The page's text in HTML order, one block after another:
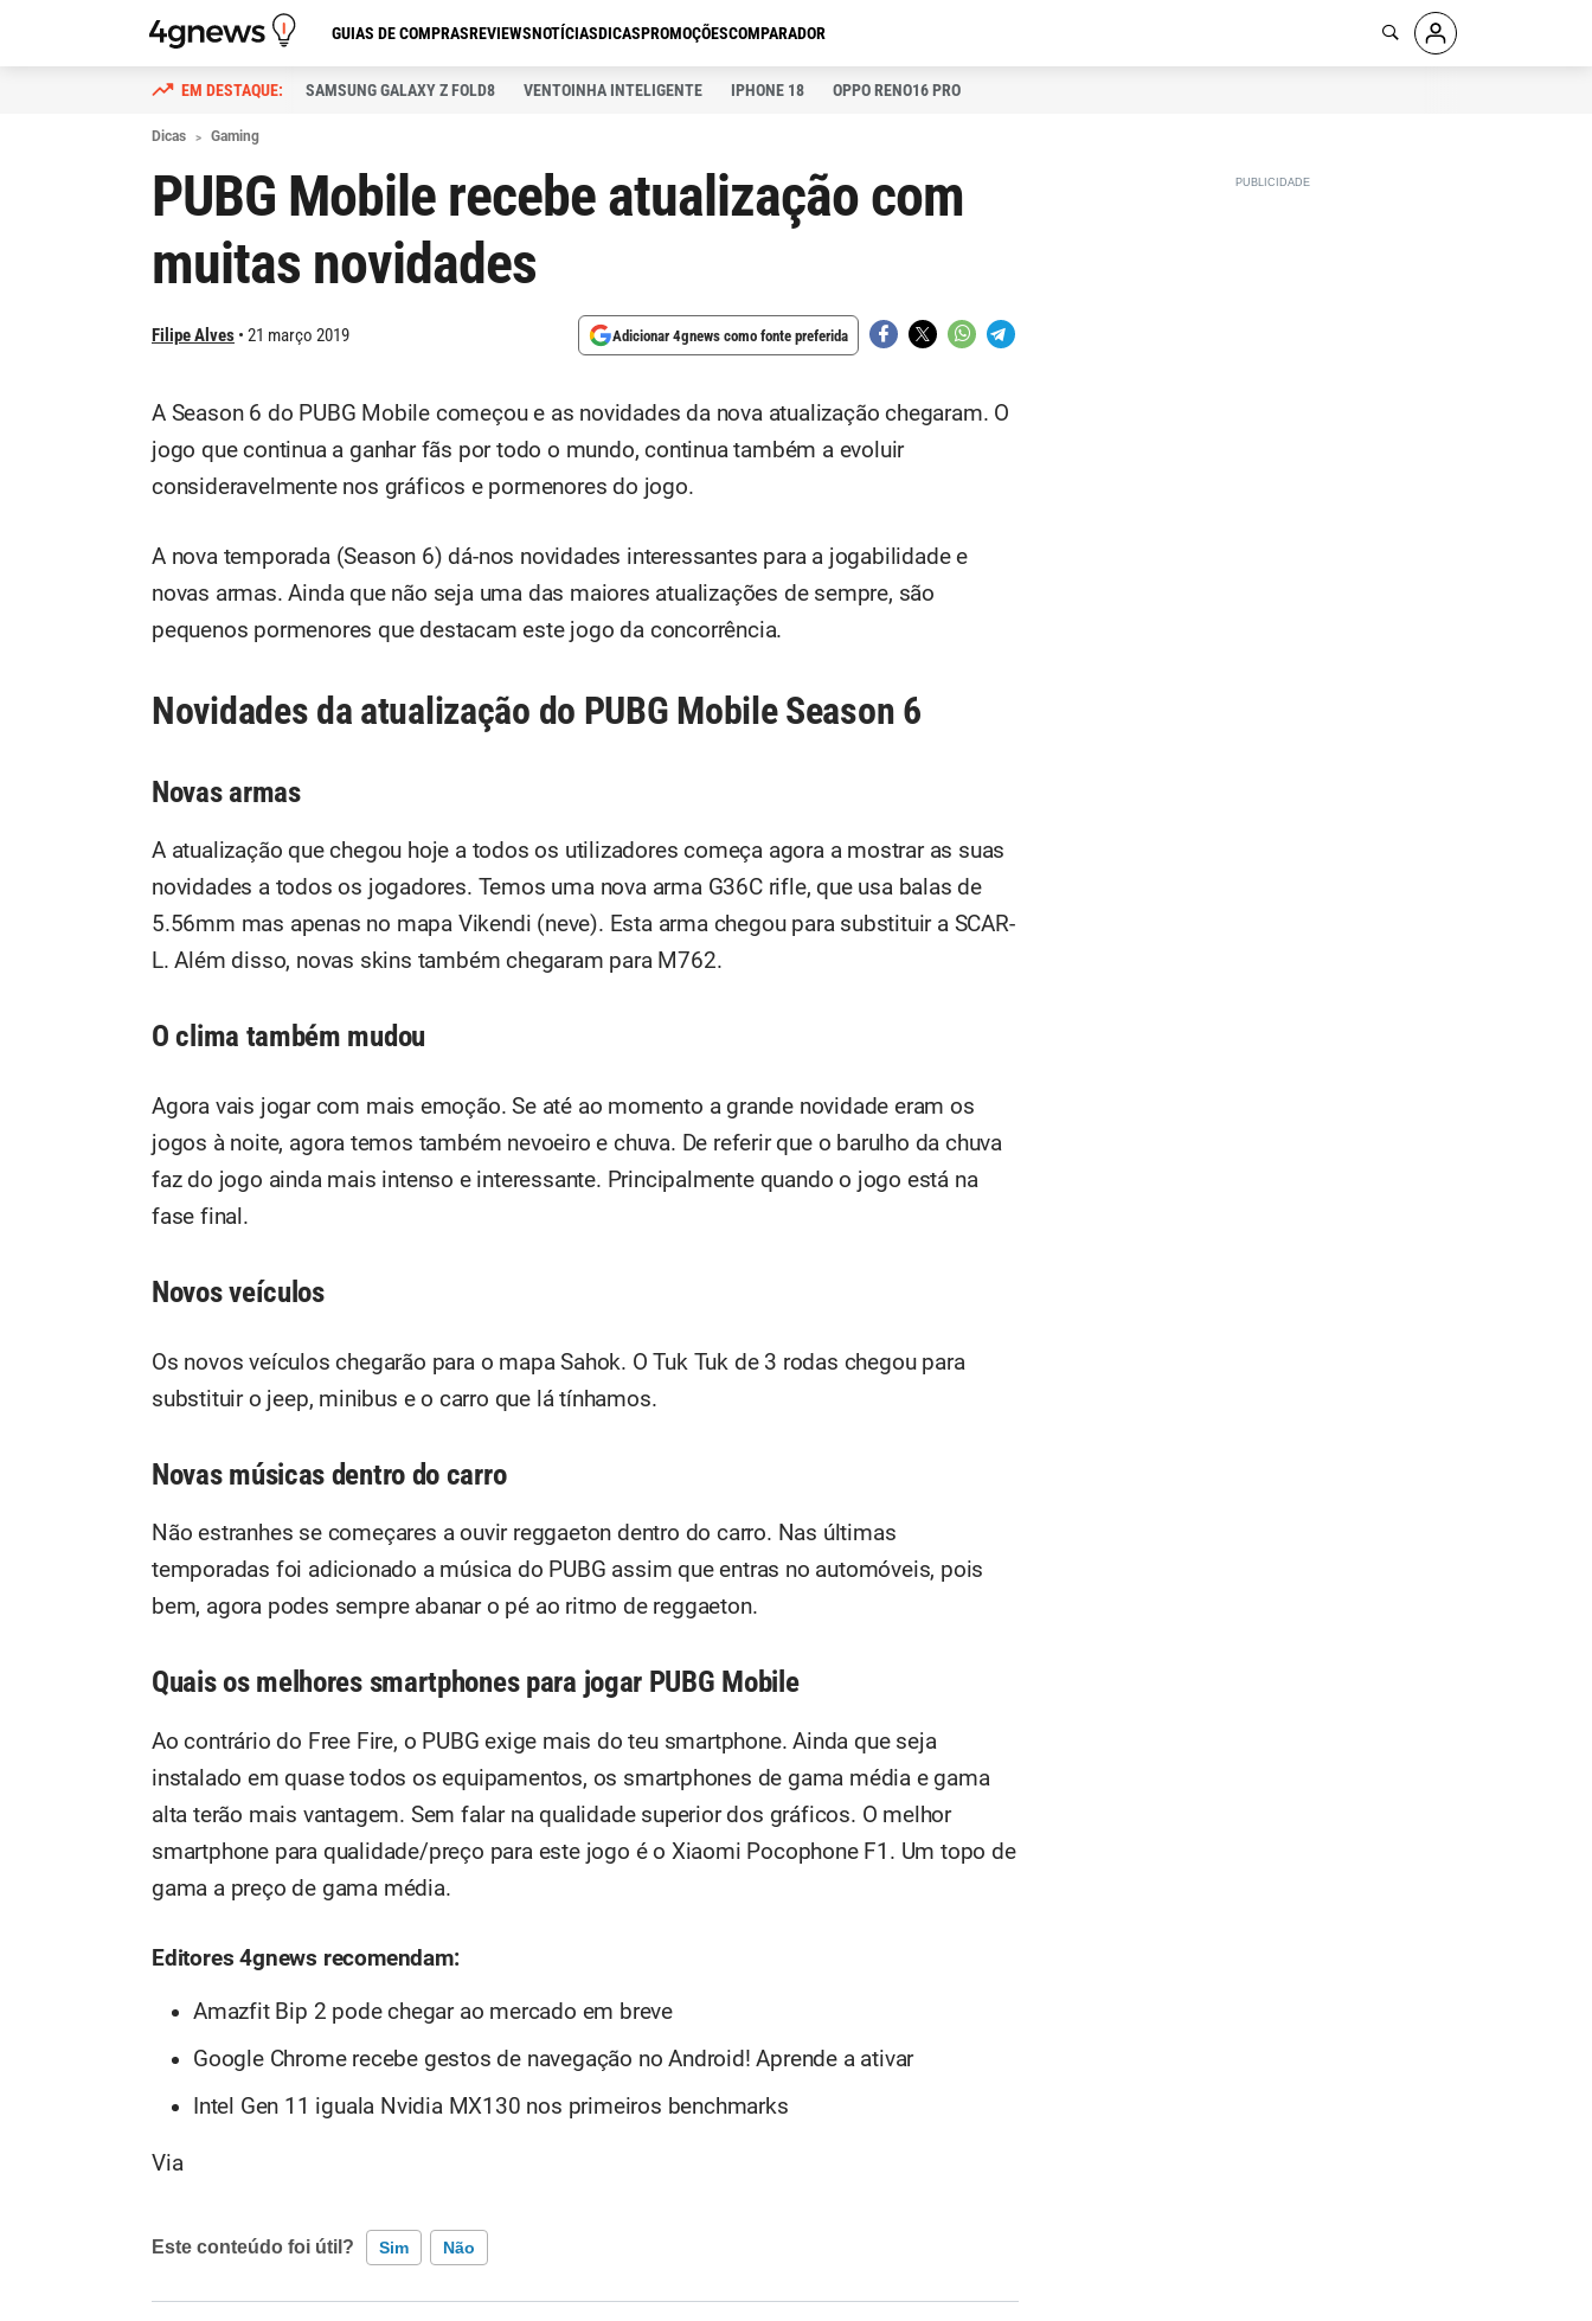
GUIAS DE COMPRASREVIEWSNOTÍCIASDICASPROMOÇÕESCOMPARADOR
SAMSUNG GALAXY Z FOLD8 VENTOINHA INTELIGENTE IPHONE 18 OPPO RENO16 PRO
Dicas Gaming
PUBG Mobile recebe atualização com
muitas novidades
Filipe Alves 21 março 2019 Adicionar 4gnews como fonte preferida
A Season 6 do PUBG Mobile começou e as novidades da nova atualização chegaram. O
jogo que continua a ganhar fãs por todo o mundo, continua também a evoluir
consideravelmente nos gráficos e pormenores do jogo.
A nova temporada (Season 6) dá-nos novidades interessantes para a jogabilidade e
novas armas. Ainda que não seja uma das maiores atualizações de sempre, são
pequenos pormenores que destacam este jogo da concorrência.
Novidades da atualização do PUBG Mobile Season 6
Novas armas
A atualização que chegou hoje a todos os utilizadores começa agora a mostrar as suas
novidades a todos os jogadores. Temos uma nova arma G36C rifle, que usa balas de
5.56mm mas apenas no mapa Vikendi (neve). Esta arma chegou para substituir a SCAR-
L. Além disso, novas skins também chegaram para M762.
O clima também mudou
Agora vais jogar com mais emoção. Se até ao momento a grande novidade eram os
jogos à noite, agora temos também nevoeiro e chuva. De referir que o barulho da chuva
faz do jogo ainda mais intenso e interessante. Principalmente quando o jogo está na
fase final.
Novos veículos
Os novos veículos chegarão para o mapa Sahok. O Tuk Tuk de 3 rodas chegou para
substituir o jeep, minibus e o carro que lá tínhamos.
Novas músicas dentro do carro
Não estranhes se começares a ouvir reggaeton dentro do carro. Nas últimas
temporadas foi adicionado a música do PUBG assim que entras no automóveis, pois
bem, agora podes sempre abanar o pé ao ritmo de reggaeton.
Quais os melhores smartphones para jogar PUBG Mobile
Ao contrário do Free Fire, o PUBG exige mais do teu smartphone. Ainda que seja
instalado em quase todos os equipamentos, os smartphones de gama média e gama
alta terão mais vantagem. Sem falar na qualidade superior dos gráficos. O melhor
smartphone para qualidade/preço para este jogo é o Xiaomi Pocophone F1. Um topo de
gama a preço de gama média.
Editores 4gnews recomendam:
Amazfit Bip 2 pode chegar ao mercado em breve
Google Chrome recebe gestos de navegação no Android! Aprende a ativar
Intel Gen 11 iguala Nvidia MX130 nos primeiros benchmarks
Via
Este conteúdo foi útil? Sim Não